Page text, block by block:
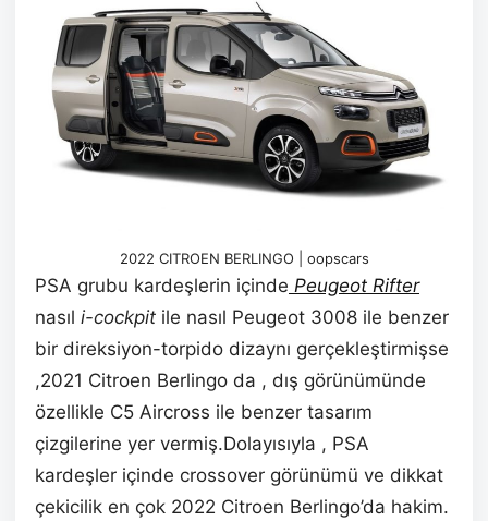
2022 CITROEN BERLINGO | oopscars
PSA grubu kardeşlerin içinde Peugeot Rifter
nasıl i-cockpit ile nasıl Peugeot 3008 ile benzer
bir direksiyon-torpido dizaynı gerçekleştirmişse
,2021 Citroen Berlingo da , dış görünümünde
özellikle C5 Aircross ile benzer tasarım
çizgilerine yer vermiş.Dolayısıyla , PSA
kardeşler içinde crossover görünümü ve dikkat
çekicilik en çok 2022 Citroen Berlingo’da hakim.